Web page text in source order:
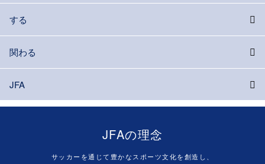
する
関わる
JFA
JFAの理念
サッカーを通じて豊かなスポーツ文化を創造し、